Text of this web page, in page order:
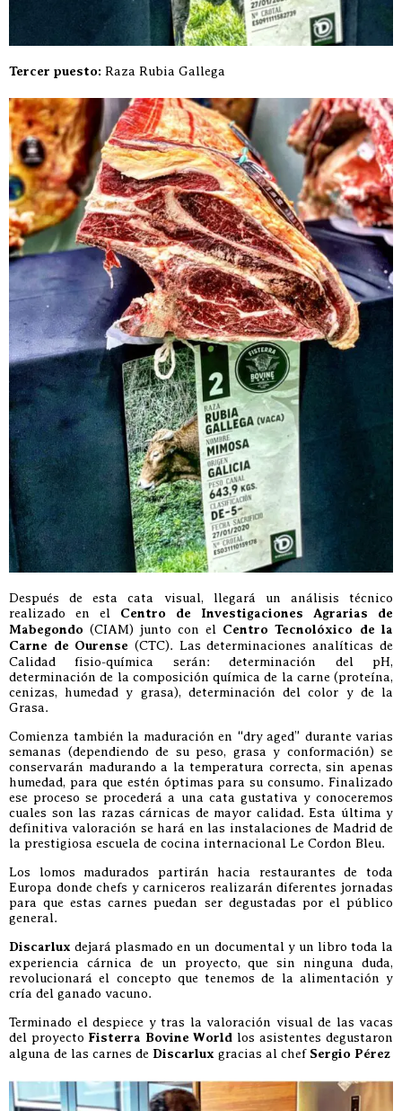
Tercer puesto: Raza Rubia Gallega
Después de esta cata visual, llegará un análisis técnico
realizado en el Centro de Investigaciones Agrarias de
Mabegondo (CIAM) junto con el Centro Tecnolóxico de la
Carne de Ourense (CTC). Las determinaciones analíticas de
Calidad fisio-química serán: determinación del pH,
determinación de la composición química de la carne (proteína,
cenizas, humedad y grasa), determinación del color y de la
Grasa.
Comienza también la maduración en “dry aged” durante varias
semanas (dependiendo de su peso, grasa y conformación) se
conservarán madurando a la temperatura correcta, sin apenas
humedad, para que estén óptimas para su consumo. Finalizado
ese proceso se procederá a una cata gustativa y conoceremos
cuales son las razas cárnicas de mayor calidad. Esta última y
definitiva valoración se hará en las instalaciones de Madrid de
la prestigiosa escuela de cocina internacional Le Cordon Bleu.
Los lomos madurados partirán hacia restaurantes de toda
Europa donde chefs y carniceros realizarán diferentes jornadas
para que estas carnes puedan ser degustadas por el público
general.
Discarlux dejará plasmado en un documental y un libro toda la
experiencia cárnica de un proyecto, que sin ninguna duda,
revolucionará el concepto que tenemos de la alimentación y
cría del ganado vacuno.
Terminado el despiece y tras la valoración visual de las vacas
del proyecto Fisterra Bovine World los asistentes degustaron
alguna de las carnes de Discarlux gracias al chef Sergio Pérez